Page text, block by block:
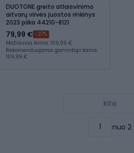
DUOTONE greito atlaisvinimo
aitvarų virvės juostos rinkinys
2023 pilka 44210-8121
79,99 € -27%
Mažiausia kaina: 109,99 €
Rekomenduojama gamintojo kaina:
109,99 €
Kita
nuo 2